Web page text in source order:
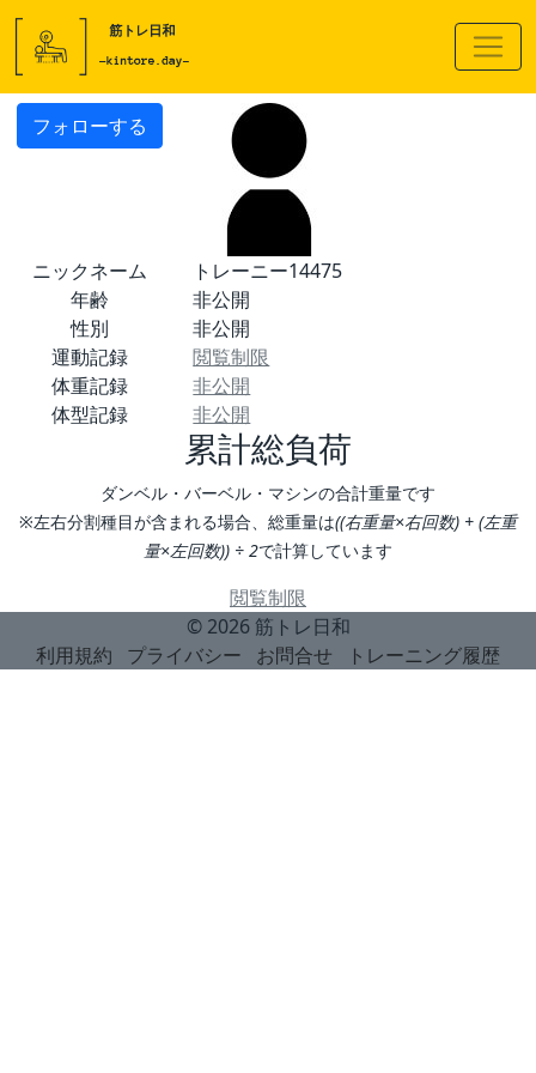
フォローする
ニックネーム
トレーニー14475
年齢
非公開
性別
非公開
運動記録
閲覧制限
体重記録
非公開
体型記録
非公開
累計総負荷
ダンベル・バーベル・マシンの合計重量です
※左右分割種目が含まれる場合、総重量は((右重量×右回数) + (左重
量×左回数)) ÷ 2で計算しています
閲覧制限
© 2026 筋トレ日和
利用規約
プライバシー お問合せ トレーニング履歴